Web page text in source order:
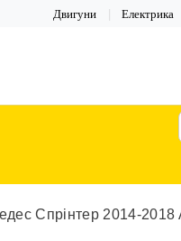
Двигуни Електрика
Спрінтер 2014-2018